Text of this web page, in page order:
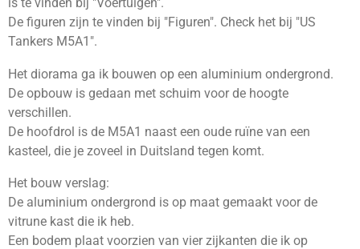
is te vinden bij "Voertuigen".
De figuren zijn te vinden bij "Figuren". Check het bij "US
Tankers M5A1".
Het diorama ga ik bouwen op een aluminium ondergrond.
De opbouw is gedaan met schuim voor de hoogte
verschillen.
De hoofdrol is de M5A1 naast een oude ruïne van een
kasteel, die je zoveel in Duitsland tegen komt.
Het bouw verslag:
De aluminium ondergrond is op maat gemaakt voor de
vitrune kast die ik heb.
Een bodem plaat voorzien van vier zijkanten die ik op